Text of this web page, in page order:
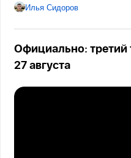
Илья Сидоров
Официально: третий
27 августа